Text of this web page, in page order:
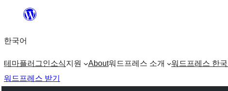
츠
로
한국어
테마플러그인소식지원 About워드프레스 소개 워드프레스 한
워드프레스 받기